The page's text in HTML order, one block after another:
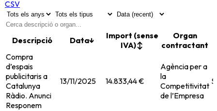
CSV
Descripció Data↓
Import (sense
IVA)↕
Organ
contractant
Compra
d’espais
publicitaris a
Catalunya
Ràdio. Anunci
Responem
13/11/2025 14.833,44 €
Agència per a
la
Competitivitat
de l’Empresa